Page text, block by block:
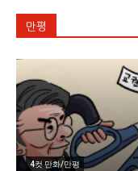
만평
4컷 만화/만평